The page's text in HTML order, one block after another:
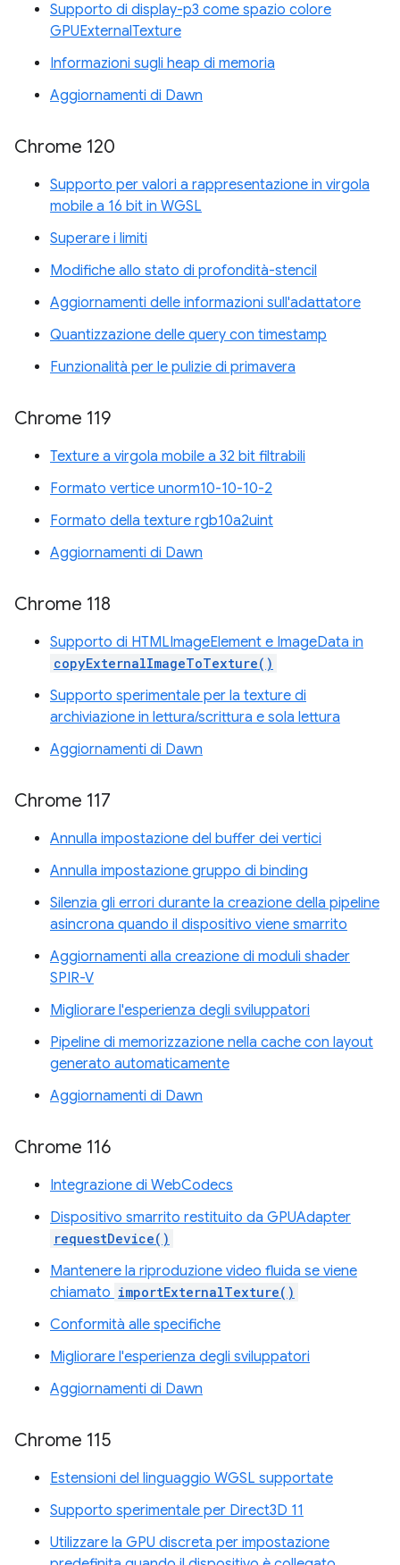
Supporto di display-p3 come spazio colore
GPUExternalTexture
Informazioni sugli heap di memoria
Aggiornamenti di Dawn
Chrome 120
Supporto per valori a rappresentazione in virgola
mobile a 16 bit in WGSL
Superare i limiti
Modifiche allo stato di profondità-stencil
Aggiornamenti delle informazioni sull'adattatore
Quantizzazione delle query con timestamp
Funzionalità per le pulizie di primavera
Chrome 119
Texture a virgola mobile a 32 bit filtrabili
Formato vertice unorm10-10-10-2
Formato della texture rgb10a2uint
Aggiornamenti di Dawn
Chrome 118
Supporto di HTMLImageElement e ImageData in
copyExternalImageToTexture()
Supporto sperimentale per la texture di
archiviazione in lettura/scrittura e sola lettura
Aggiornamenti di Dawn
Chrome 117
Annulla impostazione del buffer dei vertici
Annulla impostazione gruppo di binding
Silenzia gli errori durante la creazione della pipeline
asincrona quando il dispositivo viene smarrito
Aggiornamenti alla creazione di moduli shader
SPIR-V
Migliorare l'esperienza degli sviluppatori
Pipeline di memorizzazione nella cache con layout
generato automaticamente
Aggiornamenti di Dawn
Chrome 116
Integrazione di WebCodecs
Dispositivo smarrito restituito da GPUAdapter
requestDevice()
Mantenere la riproduzione video fluida se viene
chiamato importExternalTexture()
Conformità alle specifiche
Migliorare l'esperienza degli sviluppatori
Aggiornamenti di Dawn
Chrome 115
Estensioni del linguaggio WGSL supportate
Supporto sperimentale per Direct3D 11
Utilizzare la GPU discreta per impostazione